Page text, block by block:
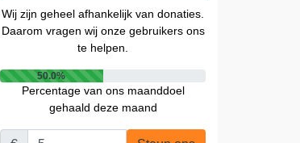
Wij zijn geheel afhankelijk van donaties.
Daarom vragen wij onze gebruikers ons
te helpen.
50.0%
Percentage van ons maanddoel
gehaald deze maand